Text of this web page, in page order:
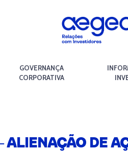
GOVERNANÇA
CORPORATIVA
DE